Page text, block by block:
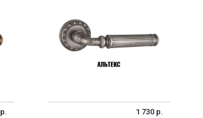
1 730 р.